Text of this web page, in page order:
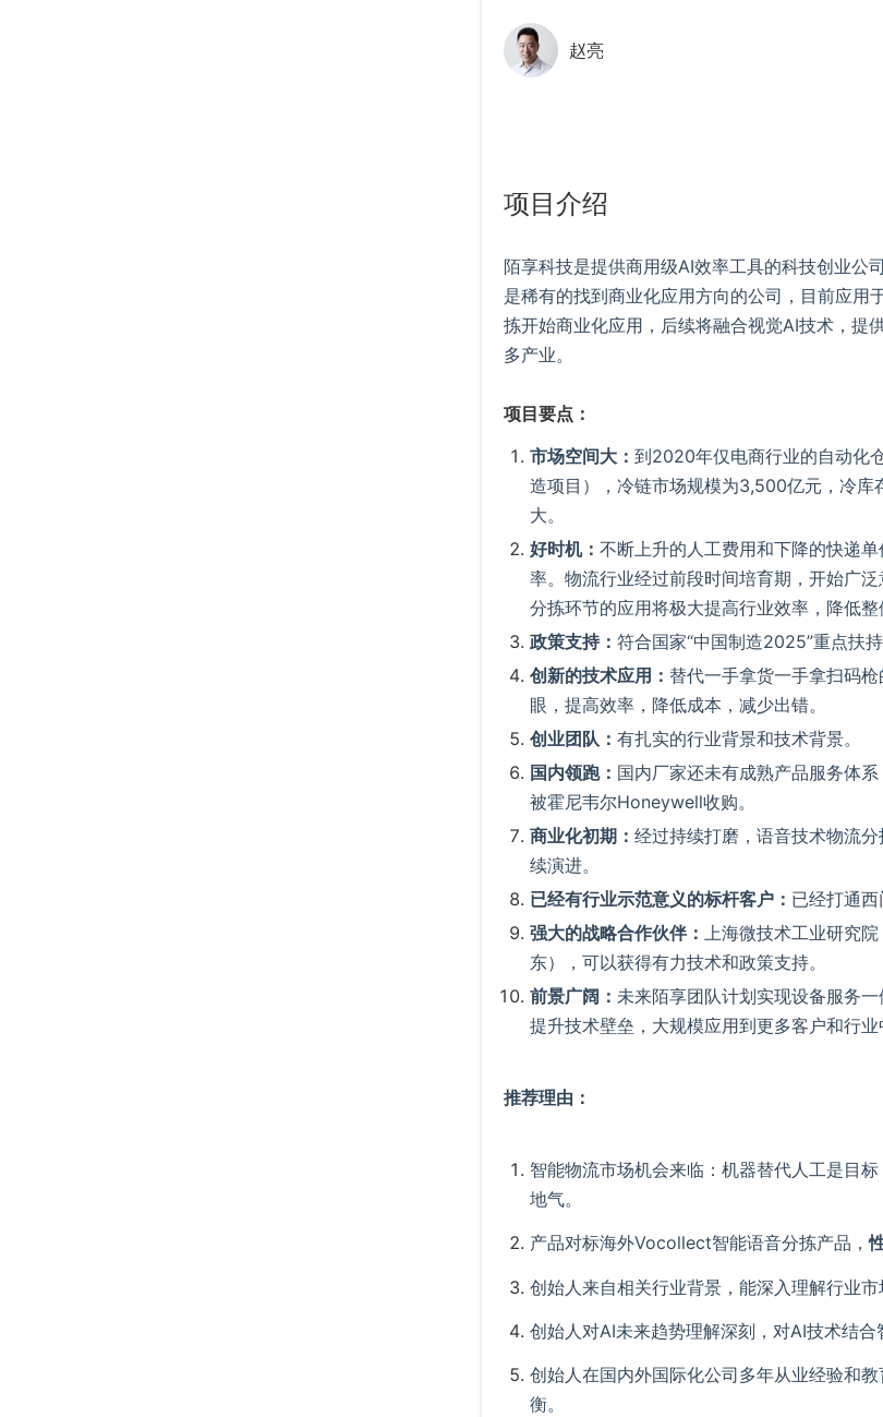
赵亮
项目介绍
陌享科技是提供商用级AI效率工具的科技创业公
是稀有的找到商业化应用方向的公司，目前应用
拣开始商业化应用，后续将融合视觉AI技术，提
多产业。
项目要点：
市场空间大： 到2020年仅电商行业的自动化
造项目），冷链市场规模为3,500亿元，冷
大。
好时机： 不断上升的人工费用和下降的快递
率。物流行业经过前段时间培育期，开始广
分拣环节的应用将极大提高行业效率，降低整
政策支持： 符合国家“中国制造2025”重点扶
创新的技术应用： 替代一手拿货一手拿扫码
眼，提高效率，降低成本，减少出错。
创业团队： 有扎实的行业背景和技术背景。
国内领跑： 国内厂家还未有成熟产品服务体
被霍尼韦尔Honeywell收购。
商业化初期： 经过持续打磨，语音技术物流
续演进。
已经有行业示范意义的标杆客户： 已经打通西
强大的战略合作伙伴： 上海微技术工业研究
东），可以获得有力技术和政策支持。
前景广阔： 未来陌享团队计划实现设备服务
提升技术壁垒，大规模应用到更多客户和行业
推荐理由：
智能物流市场机会来临：机器替代人工是目
地气。
产品对标海外Vocollect智能语音分拣产品，
创始人来自相关行业背景，能深入理解行业市
创始人对AI未来趋势理解深刻，对AI技术结合
创始人在国内外国际化公司多年从业经验和
衡。